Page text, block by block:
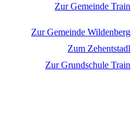
Zur Gemeinde Train
Zur Gemeinde Wildenberg
Zum Zehentstadl
Zur Grundschule Train